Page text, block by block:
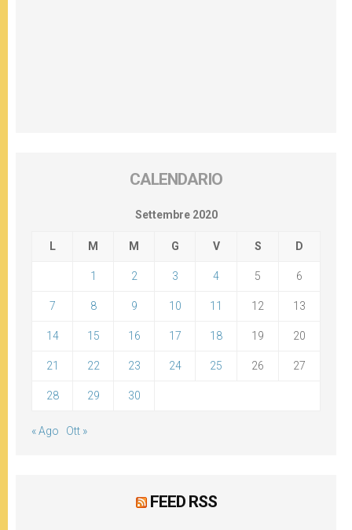
CALENDARIO
Settembre 2020
L M M G V S D
1 2 3 4 5 6
7 8 9 10 11 12 13
14 15 16 17 18 19 20
21 22 23 24 25 26 27
28 29 30
« Ago Ott »
FEED RSS